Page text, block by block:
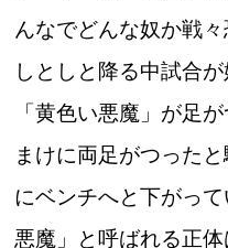
んなでどんな奴か戦
しとしと降る中試合
「黄色い悪魔」が足
まけに両足がつった
にベンチへと下がっ
悪魔」と呼ばれる正体